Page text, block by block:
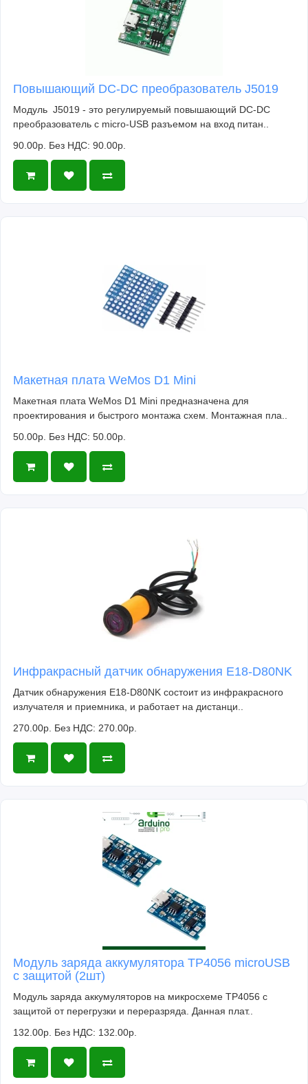
Повышающий DC-DC преобразователь J5019
Модуль J5019 - это регулируемый повышающий DC-DC
преобразователь c micro-USB разъемом на вход питан..
90.00р. Без НДС: 90.00р.
Макетная плата WeMos D1 Mini
Макетная плата WeMos D1 Mini предназначена для
проектирования и быстрого монтажа схем. Монтажная пла..
50.00р. Без НДС: 50.00р.
Инфракрасный датчик обнаружения E18-D80NK
Датчик обнаружения E18-D80NK состоит из инфракрасного
излучателя и приемника, и работает на дистанци..
270.00р. Без НДС: 270.00р.
Модуль заряда аккумулятора TP4056 microUSB
с защитой (2шт)
Модуль заряда аккумуляторов на микросхеме TP4056 с
защитой от перегрузки и переразряда. Данная плат..
132.00р. Без НДС: 132.00р.